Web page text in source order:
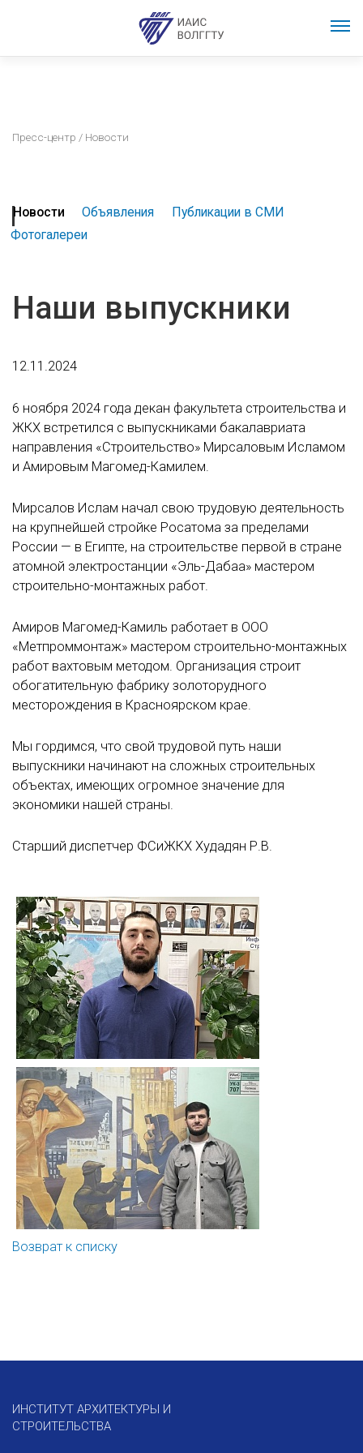
Пресс-центр / Новости
Новости Объявления
Публикации в СМИ
Фотогалереи
Наши выпускники
12.11.2024
6 ноября 2024 года декан факультета строительства и
ЖКХ встретился с выпускниками бакалавриата
направления «Строительство» Мирсаловым Исламом
и Амировым Магомед-Камилем.
Мирсалов Ислам начал свою трудовую деятельность
на крупнейшей стройке Росатома за пределами
России — в Египте, на строительстве первой в стране
атомной электростанции «Эль-Дабаа» мастером
строительно-монтажных работ.
Амиров Магомед-Камиль работает в ООО
«Метпроммонтаж» мастером строительно-монтажных
работ вахтовым методом. Организация строит
обогатительную фабрику золоторудного
месторождения в Красноярском крае.
Мы гордимся, что свой трудовой путь наши
выпускники начинают на сложных строительных
объектах, имеющих огромное значение для
экономики нашей страны.
Старший диспетчер ФСиЖКХ Худадян Р.В.
Возврат к списку
ИНСТИТУТ АРХИТЕКТУРЫ И
СТРОИТЕЛЬСТВА